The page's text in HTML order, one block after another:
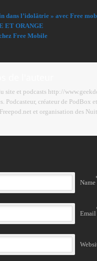
dans l’idolâtrie » avec Free
ET ORANGE
Free Mobile
site et podcasts http://
Podcasteur, créateur de PodBox
et organisation des
Name
Email